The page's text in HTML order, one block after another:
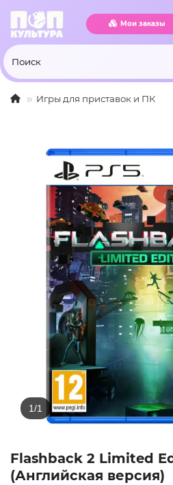
Мои заказы
Игры для приставок и ПК
Flashback 2 Limited
(Английская версия)